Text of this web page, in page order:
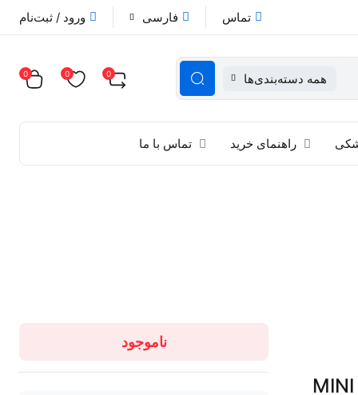
تماس فارسی ورود / ثبت‌نام
همه دسته‌بندی‌ها 0
0
0
راهنمای خرید تماس با ما
ناموجود